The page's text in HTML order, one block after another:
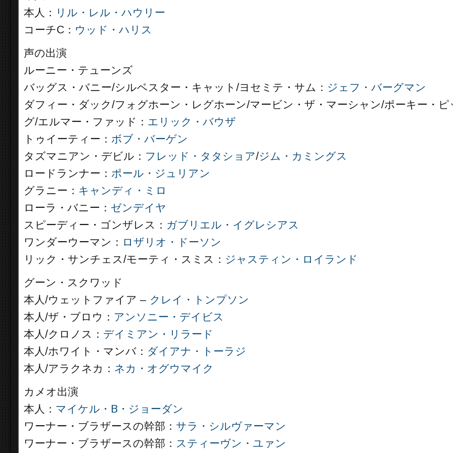
本人： リル・レル・ハウリー
コーチC： ウッド・ハリス
声の出演
ルーニー・テューンズ
バッグス・バニー/シルベスター・キャット/ヨセミテ・サム： ジェフ・バーグマン
ダフィー・ダック/フォグホーン・レグホーン/マービン・ザ・マーシャン/ポーキー・ピ
グ/エルマー・ファッド： エリック・バウザ
トゥイーティー： ボブ・バーゲン
タズマニアン・デビル： フレッド・タタショア/ジム・カミングス
ロードランナー： ポール・ジュリアン
グラニー： キャンディ・ミロ
ローラ・バニー： ゼンデイヤ
スピーディー・ゴンザレス： ガブリエル・イグレシアス
ワンダーウーマン： ロザリオ・ドーソン
リック・サンチェス/モーティ・スミス： ジャスティン・ロイランド
グーン・スクワッド
本人/ウェットファイア – クレイ・トンプソン
本人/ザ・ブロウ： アンソニー・デイビス
本人/クロノス： デイミアン・リラード
本人/ホワイト・マンバ： ダイアナ・トーラジ
本人/アラクネカ： ネカ・オグウマイク
カメオ出演
本人： マイケル・B・ジョーダン
ワーナー・ブラザースの幹部： サラ・シルヴァーマン
ワーナー・ブラザースの幹部： スティーヴン・ユァン